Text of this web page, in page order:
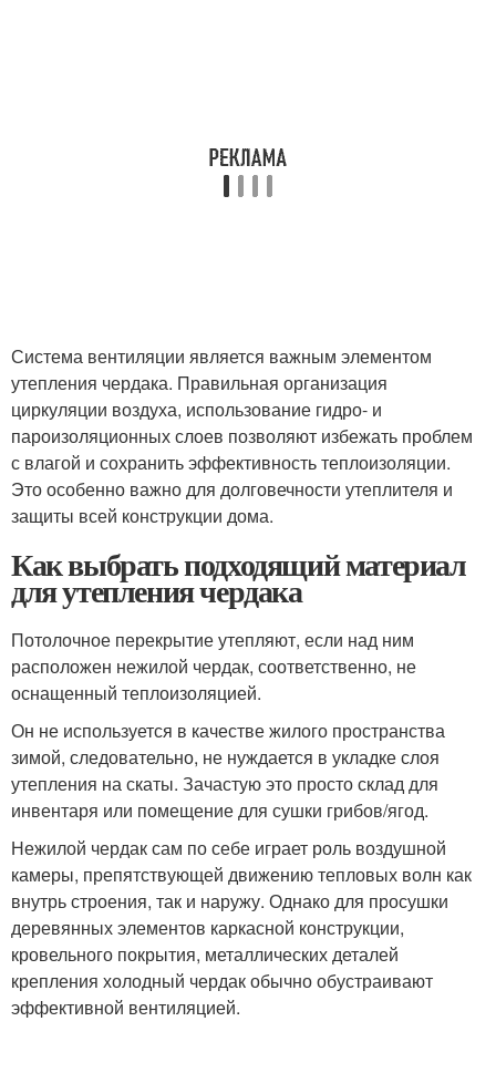
Система вентиляции является важным элементом
утепления чердака. Правильная организация
циркуляции воздуха, использование гидро- и
пароизоляционных слоев позволяют избежать проблем
с влагой и сохранить эффективность теплоизоляции.
Это особенно важно для долговечности утеплителя и
защиты всей конструкции дома.
Как выбрать подходящий материал
для утепления чердака
Потолочное перекрытие утепляют, если над ним
расположен нежилой чердак, соответственно, не
оснащенный теплоизоляцией.
Он не используется в качестве жилого пространства
зимой, следовательно, не нуждается в укладке слоя
утепления на скаты. Зачастую это просто склад для
инвентаря или помещение для сушки грибов/ягод.
Нежилой чердак сам по себе играет роль воздушной
камеры, препятствующей движению тепловых волн как
внутрь строения, так и наружу. Однако для просушки
деревянных элементов каркасной конструкции,
кровельного покрытия, металлических деталей
крепления холодный чердак обычно обустраивают
эффективной вентиляцией.